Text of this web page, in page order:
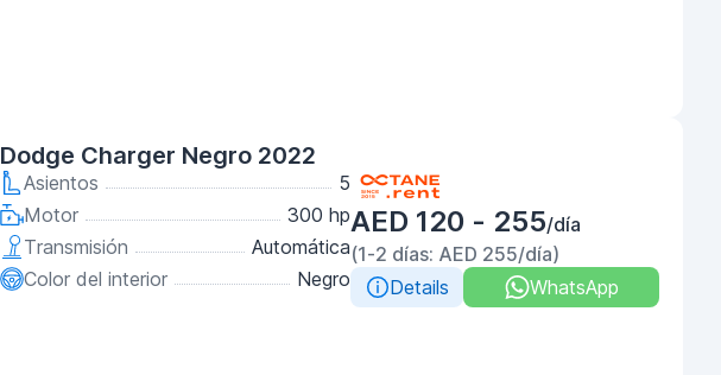
Dodge Charger Negro 2022
Asientos
5
Motor
300 hp
Transmisión
Automática
Color del interior
Negro
AED 120 - 255/día
(1-2 días: AED 255/día)
Details
WhatsApp